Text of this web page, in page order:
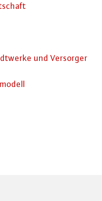
und Versorger